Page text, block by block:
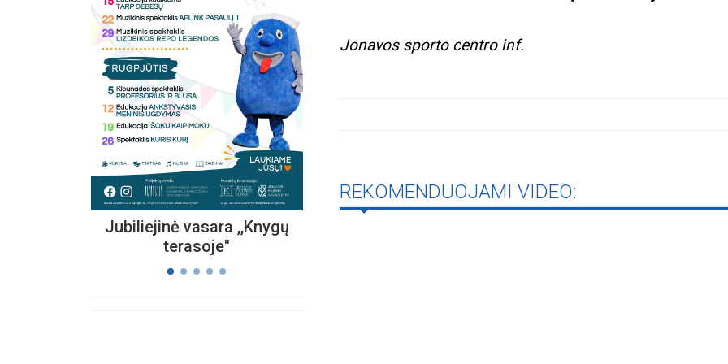
Jubiliejinė vasara ,,Knygų
terasoje"
Kviečiame aplankyti parodą
Jonavos sporto centro inf.
REKOMENDUOJAMI VIDEO: